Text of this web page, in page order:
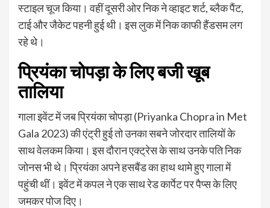
स्टाइल चूज किया। वहीं दूसरी ओर निक ने व्हाइट शर्ट, ब्लैक पैंट,
टाई और जैकेट पहनी हुई थी। इस लुक में निक काफी हैंडसम लग
रहे थे।
प्रियंका चोपड़ा के लिए बजी खूब
तालिया
गाला इवेंट में जब प्रियंका चोपड़ा (Priyanka Chopra in Met
Gala 2023) की एंट्री हुई तो उनका सबने जोरदार तालियों के
साथ वेलकम किया। इस दौरान एक्ट्रेस के साथ उनके पति निक
जोनस भी थे। प्रियंका अपने हसबैंड का हाथ थामे हुए गाला में
पहुंची थीं। इवेंट में कपल ने एक साथ रेड कार्पेट पर पैप्स के लिए
जमकर पोज दिए।